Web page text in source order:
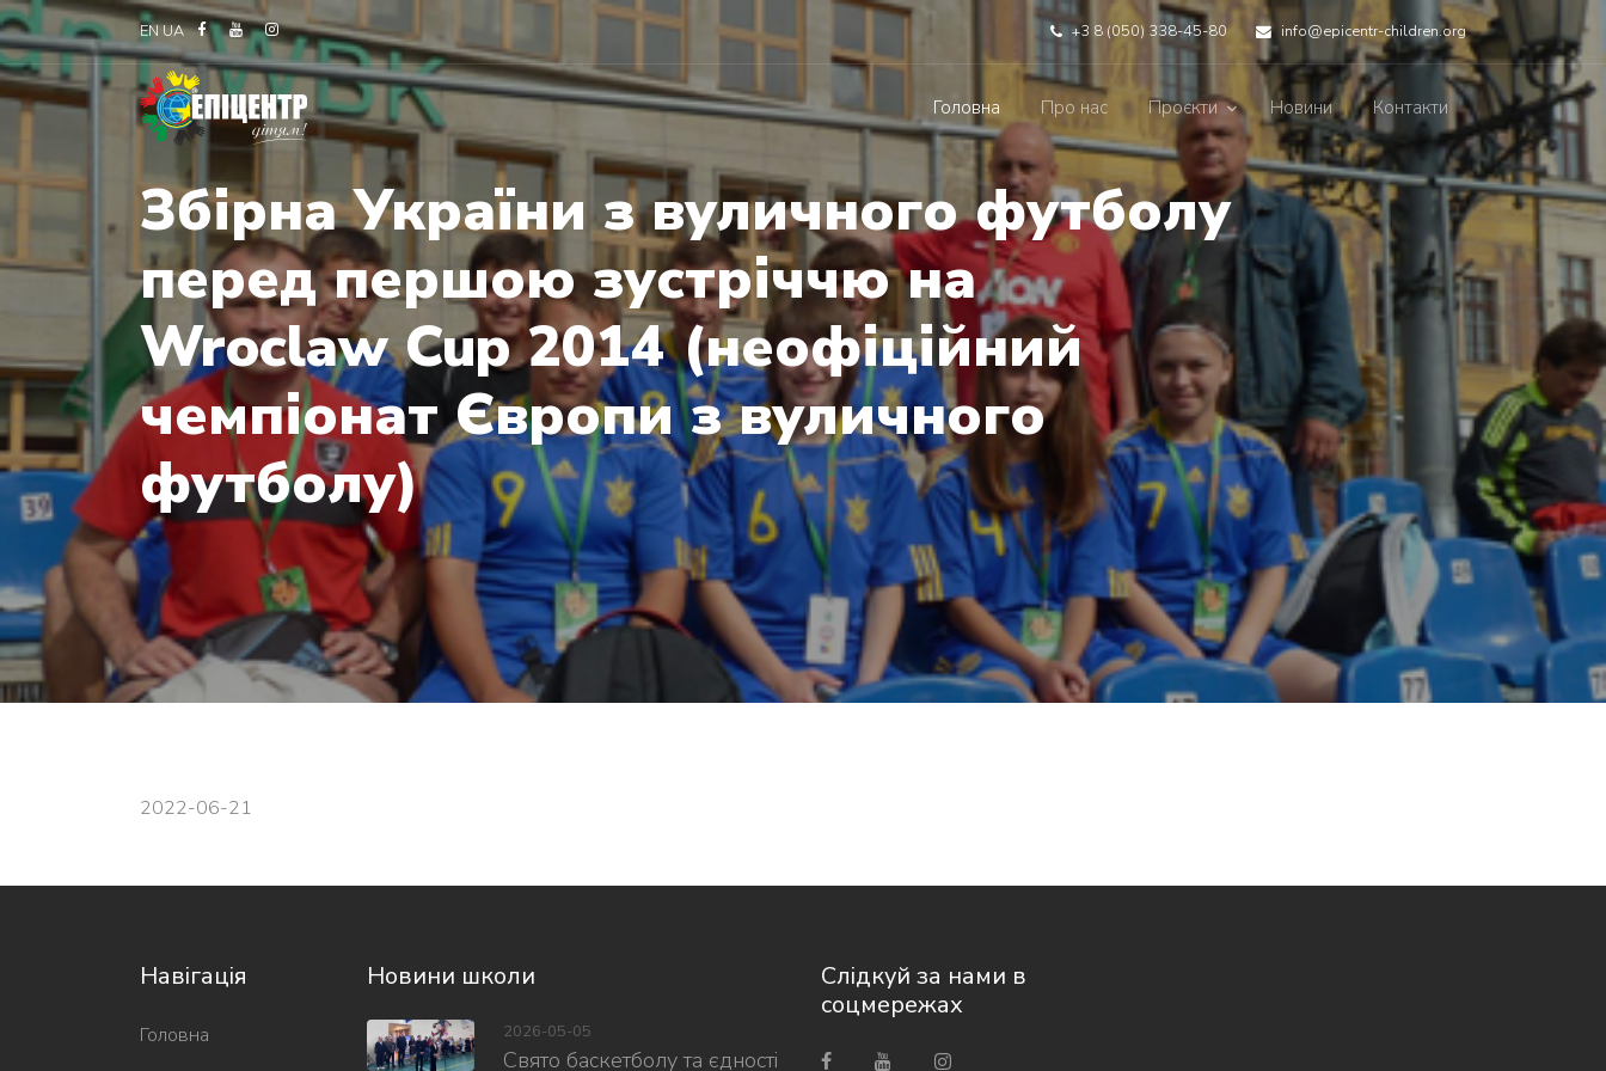
ENUA +3 8 (050) 338-45-80 info@epicentr-children.org
Головна Про нас Проєкти Новини Контакти
Збірна України з вуличного футболу
перед першою зустріччю на
Wroclaw Cup 2014 (неофіційний
чемпіонат Європи з вуличного
футболу)
2022-06-21
Навігація
Головна
Новини школи
2026-05-05
Свято баскетболу та єдності
Слідкуй за нами в
соцмережах